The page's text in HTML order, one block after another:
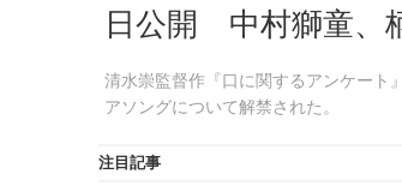
日公開 中村獅童、
清水崇監督作『口に関するアンケート
アソングについて解禁された。
注目記事